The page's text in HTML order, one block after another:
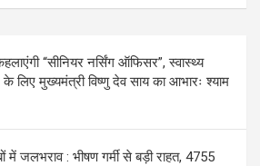
e
gr
a
ail py
Li
n
ar
“सीनियर नर्सिंग ऑफिसर”, स्वास्थ्य
मुख्यमंत्री विष्णु देव साय का आभारः श्याम
में जलभराव : भीषण गर्मी से बड़ी राहत, 4755